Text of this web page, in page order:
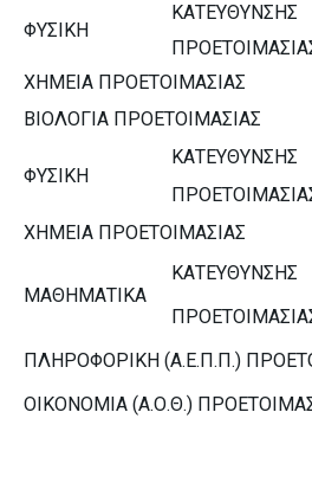
ΦΥΣΙΚΗ
ΚΑΤΕΥΘΥΝΣΗΣ
ΧΗΜΕΙΑ ΠΡΟΕΤΟΙΜΑΣΙΑΣ
ΒΙΟΛΟΓΙΑ ΠΡΟΕΤΟΙΜΑΣΙΑΣ
ΦΥΣΙΚΗ
ΚΑΤΕΥΘΥΝΣΗΣ
ΧΗΜΕΙΑ ΠΡΟΕΤΟΙΜΑΣΙΑΣ
ΜΑΘΗΜΑΤΙΚΑ
ΚΑΤΕΥΘΥΝΣΗΣ
ΠΛΗΡΟΦΟΡΙΚΗ (Α.Ε.Π.Π.)
ΟΙΚΟΝΟΜΙΑ (Α.Ο.Θ.)